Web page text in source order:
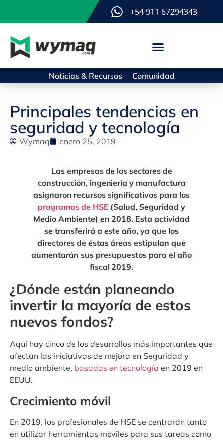
+54 911 67294343
Noticias & Recursos Comunidad
Principales tendencias en
seguridad y tecnología
Wymaq enero 25, 2019
Las empresas de los sectores de
construcción, ingeniería y manufactura
asignaron recursos significativos para los
programas de HSE (Salud, Seguridad y
Medio Ambiente) en 2018. Esta actividad
se transferirá a este año, ya que los
directores de éstas áreas estipulan que
aumentarán sus presupuestos para el año
fiscal 2019.
¿Dónde están planeando
invertir la mayoría de estos
nuevos fondos?
Aquí hay cinco de los desarrollos más importantes que
afectan las iniciativas de mejora en Seguridad y
medio ambiente, basadas en tecnología en 2019 en
EEUU.
Crecimiento móvil
En 2019, los profesionales de HSE se centrarán tanto
en utilizar herramientas móviles para sus tareas como